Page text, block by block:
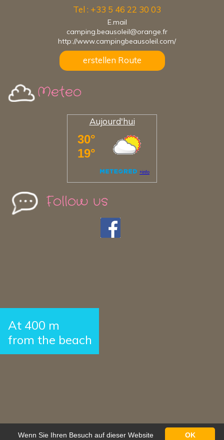
Tel : +33 5 46 22 30 03
E.mail
camping.beausoleil@orange.fr
http://www.campingbeausoleil.com/
erstellen Route
Meteo
Aujourd'hui
Follow us
At 400 m
from the beach
OK
Wenn Sie Ihren Besuch auf dieser Website